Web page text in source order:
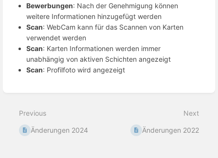
Bewerbungen: Nach der Genehmigung können
weitere Informationen hinzugefügt werden
Scan: WebCam kann für das Scannen von Karten
verwendet werden
Scan: Karten Informationen werden immer
unabhängig von aktiven Schichten angezeigt
Scan: Profilfoto wird angezeigt
mode
Previous
Änderungen 2024
Next
Änderungen 2022